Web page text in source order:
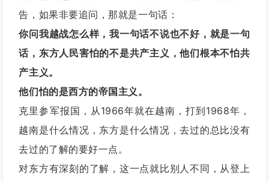
告，如果非要追问，那就是一句话：
你问我越战怎么样，我一句话不说也不好，就是一句
话，东方人民害怕的不是共产主义，他们根本不怕共
产主义。
他们怕的是西方的帝国主义。
克里参军报国，从1966年就在越南，打到1968年，
越南是什么情况，东方是什么情况，去过的总比没有
去过的了解的要好一点。
对东方有深刻的了解，这一点就比别人不同，从登上